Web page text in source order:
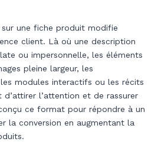
sur une fiche produit modifie
client. Là où une description
ou impersonnelle, les éléments
pleine largeur, les
modules interactifs ou les récits
l’attention et de rassurer
ce format pour répondre à un
la conversion en augmentant la